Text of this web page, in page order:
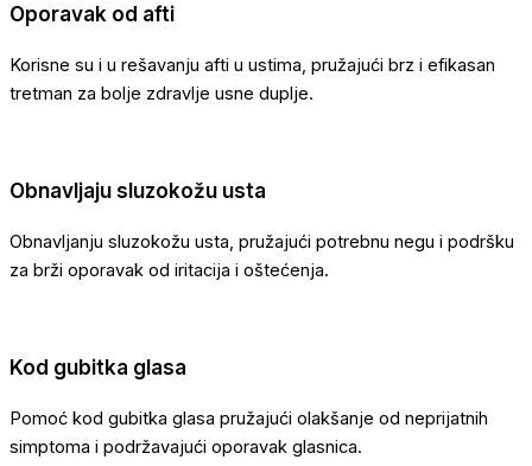
Oporavak od afti
Korisne su i u rešavanju afti u ustima, pružajući brz i efikasan
tretman za bolje zdravlje usne duplje.
Obnavljaju sluzokožu usta
Obnavljanju sluzokožu usta, pružajući potrebnu negu i podršku
za brži oporavak od iritacija i oštećenja.
Kod gubitka glasa
Pomoć kod gubitka glasa pružajući olakšanje od neprijatnih
simptoma i podržavajući oporavak glasnica.